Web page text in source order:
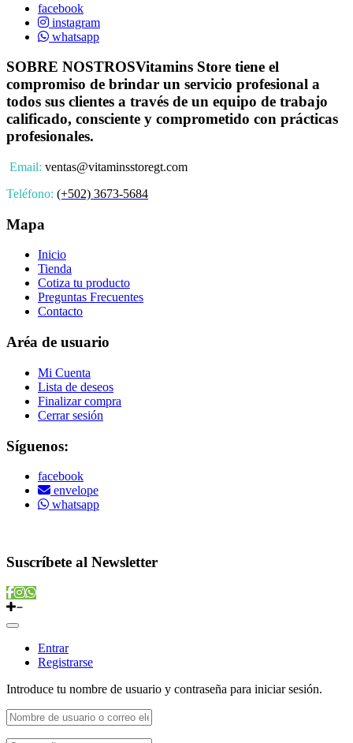
facebook
instagram
whatsapp
SOBRE NOSTROSVitamins Store tiene el
compromiso de brindar un servicio profesional a
todos sus clientes a través de un equipo de trabajo
calificado, consciente y comprometido con prácticas
profesionales.
Email: ventas@vitaminsstoregt.com
Teléfono: (+502) 3673-5684
Mapa
Inicio
Tienda
Cotiza tu producto
Preguntas Frecuentes
Contacto
Aréa de usuario
Mi Cuenta
Lista de deseos
Finalizar compra
Cerrar sesión
Síguenos:
facebook
envelope
whatsapp
Suscríbete al Newsletter
Entrar
Registrarse
Introduce tu nombre de usuario y contraseña para iniciar sesión.